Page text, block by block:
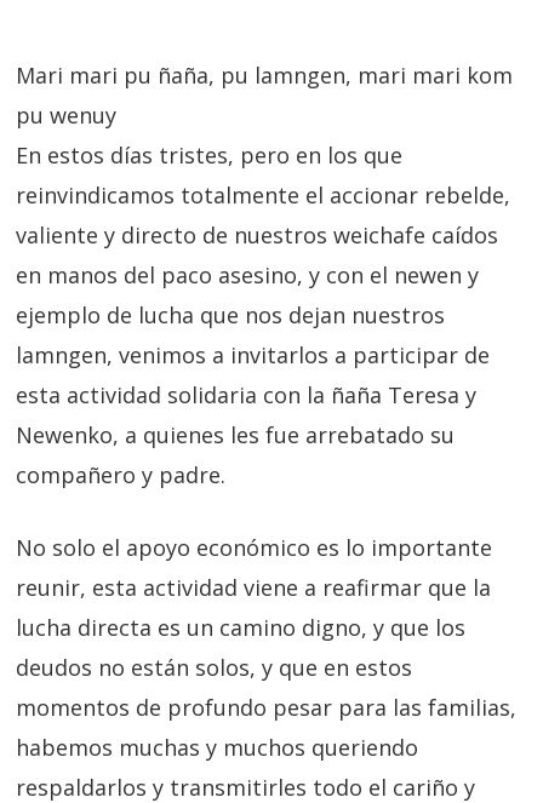
Mari mari pu ñaña, pu lamngen, mari mari kom
pu wenuy
En estos días tristes, pero en los que
reinvindicamos totalmente el accionar rebelde,
valiente y directo de nuestros weichafe caídos
en manos del paco asesino, y con el newen y
ejemplo de lucha que nos dejan nuestros
lamngen, venimos a invitarlos a participar de
esta actividad solidaria con la ñaña Teresa y
Newenko, a quienes les fue arrebatado su
compañero y padre.
No solo el apoyo económico es lo importante
reunir, esta actividad viene a reafirmar que la
lucha directa es un camino digno, y que los
deudos no están solos, y que en estos
momentos de profundo pesar para las familias,
habemos muchas y muchos queriendo
respaldarlos y transmitirles todo el cariño y